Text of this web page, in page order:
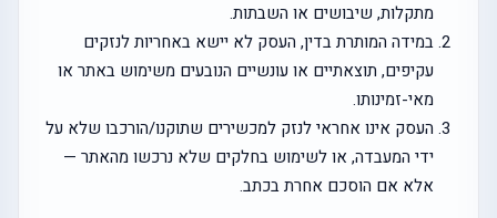
מתקלות, שיבושים או השבתות.
במידה המותרת בדין, העסק לא יישא באחריות לנזקים
עקיפים, תוצאתיים או עונשיים הנובעים משימוש באתר או
מאי-זמינותו.
העסק אינו אחראי לנזק למכשירים שתוקנו/הורכבו שלא על
ידי המעבדה, או לשימוש בחלקים שלא נרכשו מהאתר —
אלא אם הוסכם אחרת בכתב.